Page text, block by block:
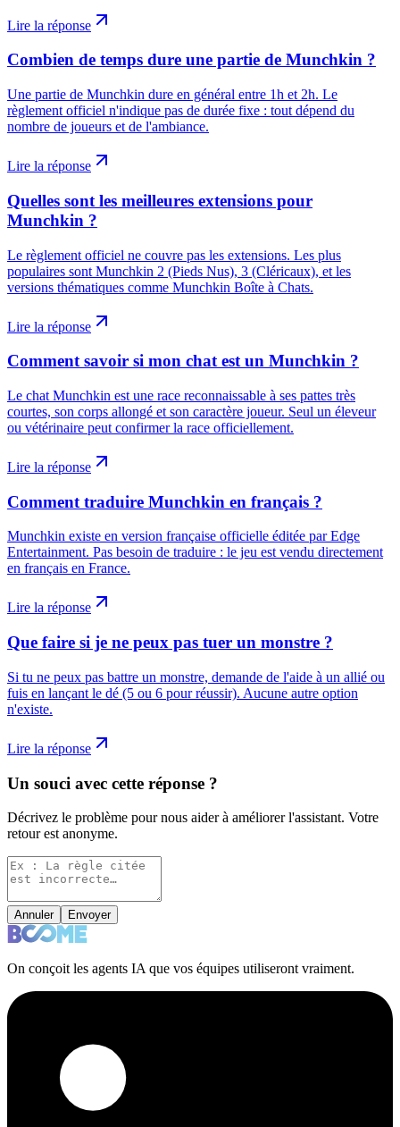
Lire la réponse
Combien de temps dure une partie de Munchkin ?
Une partie de Munchkin dure en général entre 1h et 2h. Le
règlement officiel n'indique pas de durée fixe : tout dépend du
nombre de joueurs et de l'ambiance.
Lire la réponse
Quelles sont les meilleures extensions pour
Munchkin ?
Le règlement officiel ne couvre pas les extensions. Les plus
populaires sont Munchkin 2 (Pieds Nus), 3 (Cléricaux), et les
versions thématiques comme Munchkin Boîte à Chats.
Lire la réponse
Comment savoir si mon chat est un Munchkin ?
Le chat Munchkin est une race reconnaissable à ses pattes très
courtes, son corps allongé et son caractère joueur. Seul un éleveur
ou vétérinaire peut confirmer la race officiellement.
Lire la réponse
Comment traduire Munchkin en français ?
Munchkin existe en version française officielle éditée par Edge
Entertainment. Pas besoin de traduire : le jeu est vendu directement
en français en France.
Lire la réponse
Que faire si je ne peux pas tuer un monstre ?
Si tu ne peux pas battre un monstre, demande de l'aide à un allié ou
fuis en lançant le dé (5 ou 6 pour réussir). Aucune autre option
n'existe.
Lire la réponse
Un souci avec cette réponse ?
Décrivez le problème pour nous aider à améliorer l'assistant. Votre
retour est anonyme.
Annuler Envoyer
On conçoit les agents IA que vos équipes utiliseront vraiment.